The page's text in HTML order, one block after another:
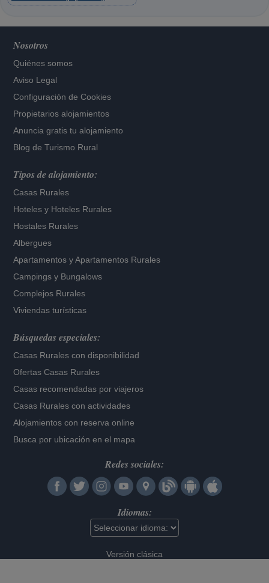
Nosotros
Quiénes somos
Aviso Legal
Configuración de Cookies
Propietarios alojamientos
Anuncia gratis tu alojamiento
Blog de Turismo Rural
Tipos de alojamiento:
Casas Rurales
Hoteles y Hoteles Rurales
Hostales Rurales
Albergues
Apartamentos yApartamentos Rurales
Campings y Bungalows
Complejos Rurales
Viviendas turísticas
Búsquedas especiales:
Casas Rurales con disponibilidad
Ofertas Casas Rurales
Casas recomendadas por viajeros
Casas Rurales con actividades
Alojamientos con reserva online
Busca por ubicación en el mapa
Redes sociales:
Idiomas:
Versión clásica